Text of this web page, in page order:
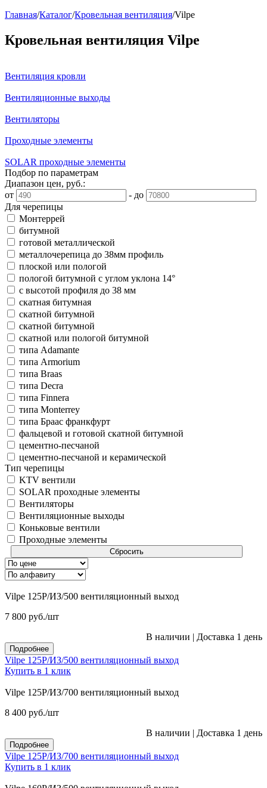
Главная/Каталог/Кровельная вентиляция/Vilpe
Кровельная вентиляция Vilpe
Вентиляция кровли
Вентиляционные выходы
Вентиляторы
Проходные элементы
SOLAR проходные элементы
Подбор по параметрам
Диапазон цен, руб.:
от
- до
Для черепицы
Монтеррей
битумной
готовой металлической
металлочерепица до 38мм профиль
плоской или пологой
пологой битумной с углом уклона 14°
с высотой профиля до 38 мм
скатная битумная
скатной битумной
скатной битумной
скатной или пологой битумной
типа Adamante
типа Armorium
типа Braas
типа Decra
типа Finnera
типа Monterrey
типа Браас франкфурт
фальцевой и готовой скатной битумной
цементно-песчаной
цементно-песчаной и керамической
Тип черепицы
KTV вентили
SOLAR проходные элементы
Вентиляторы
Вентиляционные выходы
Коньковые вентили
Проходные элементы
Сбросить
Vilpe 125P/ИЗ/500 вентиляционный выход
7 800 руб./шт
В наличии | Доставка 1 день
Подробнее
Vilpe 125P/ИЗ/500 вентиляционный выход
Купить в 1 клик
Vilpe 125P/ИЗ/700 вентиляционный выход
8 400 руб./шт
В наличии | Доставка 1 день
Подробнее
Vilpe 125P/ИЗ/700 вентиляционный выход
Купить в 1 клик